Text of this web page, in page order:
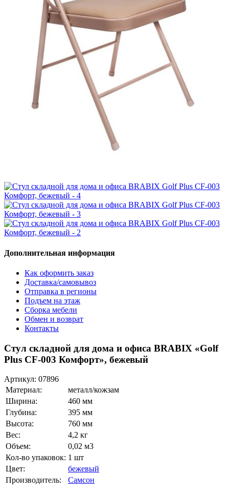
Дополнительная информация
Как оформить заказ
Доставка/самовывоз
Отправка в регионы
Подъем на этаж
Сборка мебели
Обмен и возврат
Контакты
Стул складной для дома и офиса BRABIX «Golf
Plus CF-003 Комфорт», бежевый
Артикул: 07896
Материал:
металл/кожзам
Ширина:
460 мм
Глубина:
395 мм
Высота:
760 мм
Вес:
4,2 кг
Объем:
0,02 м3
Кол-во упаковок: 1 шт
Цвет:
бежевый
Производитель:
Самсон